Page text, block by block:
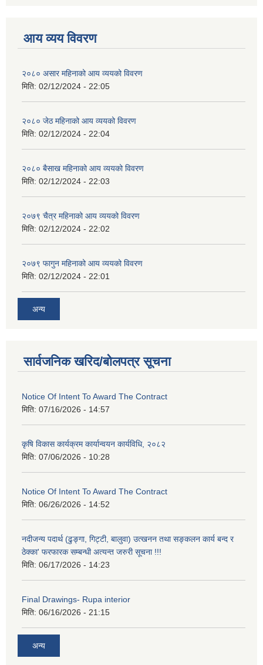
आय व्यय विवरण
२०८० असार महिनाको आय व्ययको विवरण
मिति: 02/12/2024 - 22:05
२०८० जेठ महिनाको आय व्ययको विवरण
मिति: 02/12/2024 - 22:04
२०८० बैसाख महिनाको आय व्ययको विवरण
मिति: 02/12/2024 - 22:03
२०७९ चैत्र महिनाको आय व्ययको विवरण
मिति: 02/12/2024 - 22:02
२०७९ फागुन महिनाको आय व्ययको विवरण
मिति: 02/12/2024 - 22:01
अन्य
सार्वजनिक खरिद/बोलपत्र सूचना
Notice Of Intent To Award The Contract
मिति: 07/16/2026 - 14:57
कृषि विकास कार्यक्रम कार्यान्वयन कार्यविधि, २०८२
मिति: 07/06/2026 - 10:28
Notice Of Intent To Award The Contract
मिति: 06/26/2026 - 14:52
नदीजन्य पदार्थ (ढुङ्गा, गिट्टी, बालुवा) उत्खनन तथा सङ्कलन कार्य बन्द र
ठेक्का' फरफारक सम्बन्धी अत्यन्त जरुरी सूचना !!!
मिति: 06/17/2026 - 14:23
Final Drawings- Rupa interior
मिति: 06/16/2026 - 21:15
अन्य